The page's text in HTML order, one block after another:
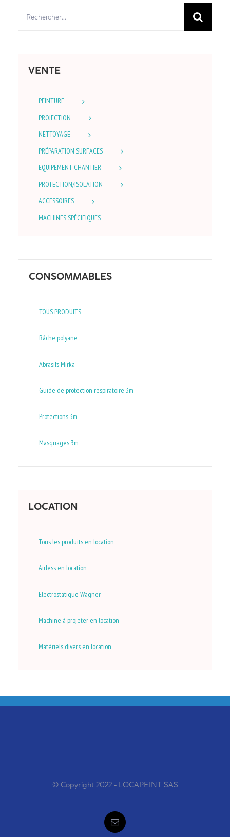
VENTE
PEINTURE
PROJECTION
NETTOYAGE
PRÉPARATION SURFACES
EQUIPEMENT CHANTIER
PROTECTION/ISOLATION
ACCESSOIRES
MACHINES SPÉCIFIQUES
CONSOMMABLES
TOUS PRODUITS
Bâche polyane
Abrasifs Mirka
Guide de protection respiratoire 3m
Protections 3m
Masquages 3m
LOCATION
Tous les produits en location
Airless en location
Electrostatique Wagner
Machine à projeter en location
Matériels divers en location
© Copyright 2022 - LOCAPEINT SAS
Email